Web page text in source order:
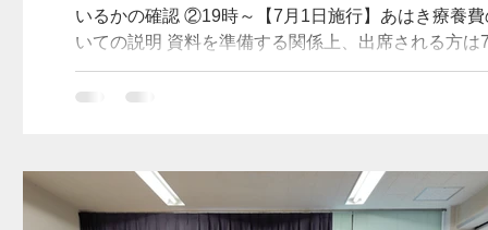
いるかの確認 ②19時～【7月1日施行】あはき療養
いての説明 資料を準備する関係上、出席される方
https://chouseisan.com/
場】県南生涯学習センター 〈連絡先〉 (一社）茨